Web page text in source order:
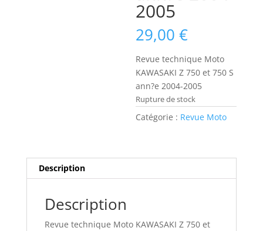
2005
29,00€
Revue technique Moto
KAWASAKI Z 750 et 750 S
ann?e 2004-2005
Rupture de stock
Catégorie : Revue Moto
Description
Description
Revue technique Moto KAWASAKI Z 750 et